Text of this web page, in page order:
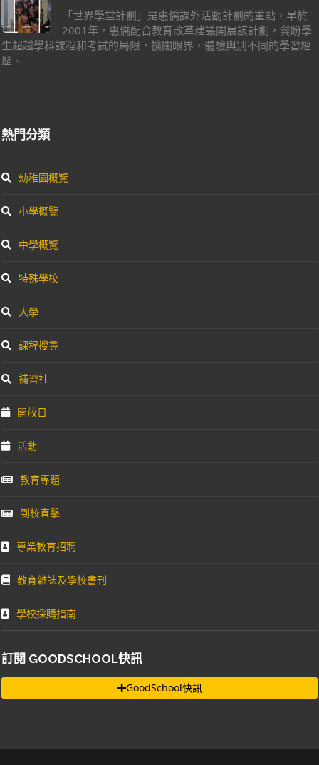
「世界學堂計劃」是惠僑課外活動計劃的重點，早於
2001年，惠僑配合教育改革建議開展該計劃，冀盼學
生超越學科課程和考試的局限，擴闊眼界，體驗與別不同的學習經
歷。
熱門分類
幼稚園概覽
小學概覽
中學概覽
特殊學校
大學
課程搜尋
補習社
開放日
活動
教育專題
到校直擊
專業教育招聘
教育雜誌及學校書刊
學校採購指南
訂閱 GOODSCHOOL快訊
GoodSchool快訊